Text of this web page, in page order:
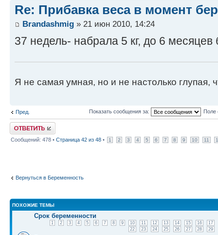
Re: Прибавка веса в момент
Brandashmig » 21 июн 2010, 14:24
37 недель- набрала 5 кг, до 6 месяцев
Я не самая умная, но и не настолько глупая,
Пред. Показать сообщения за: Поле
Ответить
Сообщений: 478 • Страница 42 из 48 • 1 2 3 4 5 6 7 8 9 10 11
Вернуться в Беременность
ПОХОЖИЕ ТЕМЫ
Срок беременности
1 2 3 4 5 6 7 8 9 10 11 12 13 14 15 16
17
22
23 24 25 26 27 28 29